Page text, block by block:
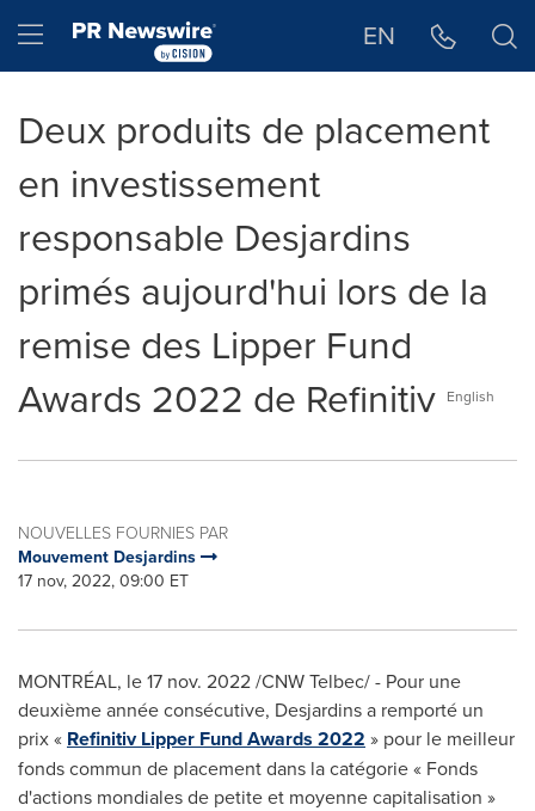
Hamburger menu EN
Deux produits de placement
en investissement
responsable Desjardins
primés aujourd'hui lors de la
remise des Lipper Fund
Awards 2022 de Refinitiv English
NOUVELLES FOURNIES PAR
Mouvement Desjardins
17 nov, 2022, 09:00 ET
MONTRÉAL, le17 nov. 2022/CNW Telbec/ - Pour une
deuxième année consécutive, Desjardins a remporté un
prix « Refinitiv Lipper Fund Awards 2022 » pour le meilleur
fonds commun de placement dans la catégorie « Fonds
d'actions mondiales de petite et moyenne capitalisation »